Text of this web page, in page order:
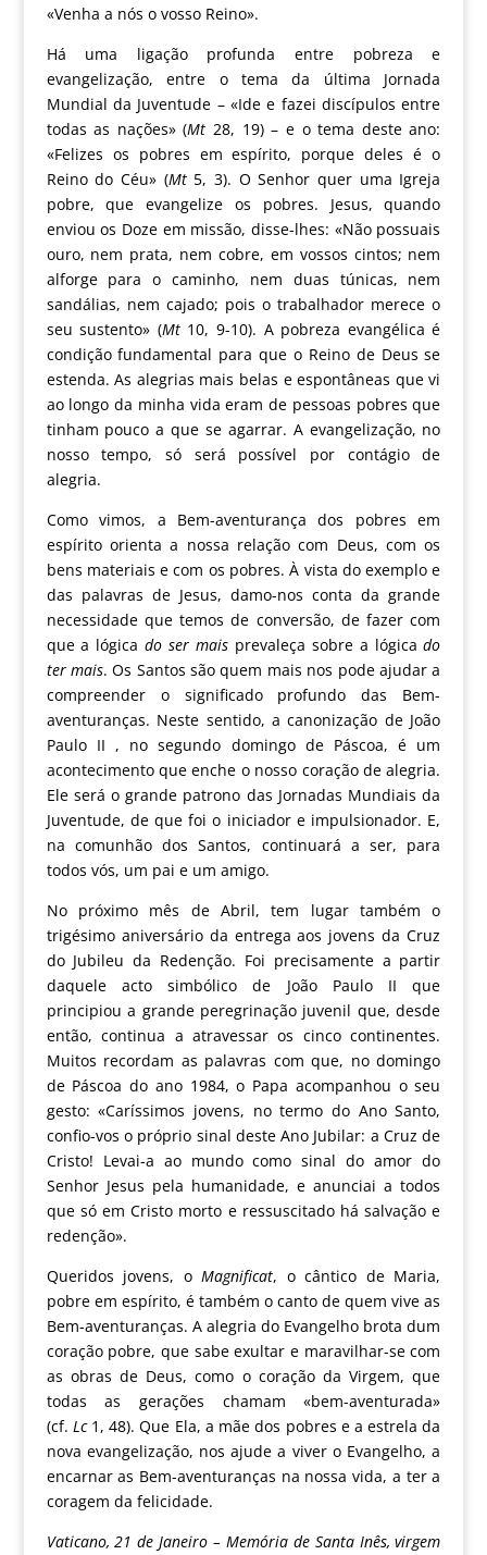
«Venha a nós o vosso Reino».
Há uma ligação profunda entre pobreza e
evangelização, entre o tema da última Jornada
Mundial da Juventude – «Ide e fazei discípulos entre
todas as nações» (Mt 28, 19) – e o tema deste ano:
«Felizes os pobres em espírito, porque deles é o
Reino do Céu» (Mt5, 3). O Senhor quer uma Igreja
pobre, que evangelize os pobres. Jesus, quando
enviou os Doze em missão, disse-lhes: «Não possuais
ouro, nem prata, nem cobre, em vossos cintos; nem
alforge para o caminho, nem duas túnicas, nem
sandálias, nem cajado; pois o trabalhador merece o
seu sustento» (Mt10, 9-10). A pobreza evangélica é
condição fundamental para que o Reino de Deus se
estenda. As alegrias mais belas e espontâneas que vi
ao longo da minha vida eram de pessoas pobres que
tinham pouco a que se agarrar. A evangelização, no
nosso tempo, só será possível por contágio de
alegria.
Como vimos, a Bem-aventurança dos pobres em
espírito orienta a nossa relação com Deus, com os
bens materiais e com os pobres. À vista do exemplo e
das palavras de Jesus, damo-nos conta da grande
necessidade que temos de conversão, de fazer com
que a lógicado ser mais prevaleça sobre a lógicado
ter mais. Os Santos são quem mais nos pode ajudar a
compreender o significado profundo das Bem-
aventuranças. Neste sentido, a canonização de João
Paulo II , no segundo domingo de Páscoa, é um
acontecimento que enche o nosso coração de alegria.
Ele será o grande patrono das Jornadas Mundiais da
Juventude, de que foi o iniciador e impulsionador. E,
na comunhão dos Santos, continuará a ser, para
todos vós, um pai e um amigo.
No próximo mês de Abril, tem lugar também o
trigésimo aniversário da entrega aos jovens da Cruz
do Jubileu da Redenção. Foi precisamente a partir
daquele acto simbólico de João Paulo II que
principiou a grande peregrinação juvenil que, desde
então, continua a atravessar os cinco continentes.
Muitos recordam as palavras com que, no domingo
de Páscoa do ano 1984, o Papa acompanhou o seu
gesto: «Caríssimos jovens, no termo do Ano Santo,
confio-vos o próprio sinal deste Ano Jubilar: a Cruz de
Cristo! Levai-a ao mundo como sinal do amor do
Senhor Jesus pela humanidade, e anunciai a todos
que só em Cristo morto e ressuscitado há salvação e
redenção».
Queridos jovens, oMagnificat, o cântico de Maria,
pobre em espírito, é também o canto de quem vive as
Bem-aventuranças. A alegria do Evangelho brota dum
coração pobre, que sabe exultar e maravilhar-se com
as obras de Deus, como o coração da Virgem, que
todas as gerações chamam «bem-aventurada»
(cf. Lc1, 48). Que Ela, a mãe dos pobres e a estrela da
nova evangelização, nos ajude a viver o Evangelho, a
encarnar as Bem-aventuranças na nossa vida, a ter a
coragem da felicidade.
Vaticano, 21 de Janeiro – Memória de Santa Inês, virgem